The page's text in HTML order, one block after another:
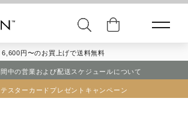
6,600円〜のお買上げで送料無料
中の営業および配送スケジュールについて
スターカードプレゼントキャンペーン